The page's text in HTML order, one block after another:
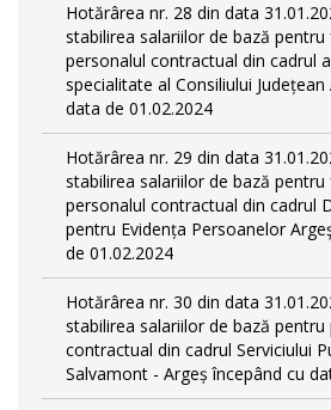
Hotărârea nr. 28 din data
stabilirea salariilor de bază
personalul contractual din cadrul
specialitate al Consiliului
data de 01.02.2024
Hotărârea nr. 29 din data
stabilirea salariilor de bază
personalul contractual din cadrul
pentru Evidența Persoanelor
de 01.02.2024
Hotărârea nr. 30 din data
stabilirea salariilor de bază pentru
contractual din cadrul Serviciului
Salvamont - Argeș începând cu